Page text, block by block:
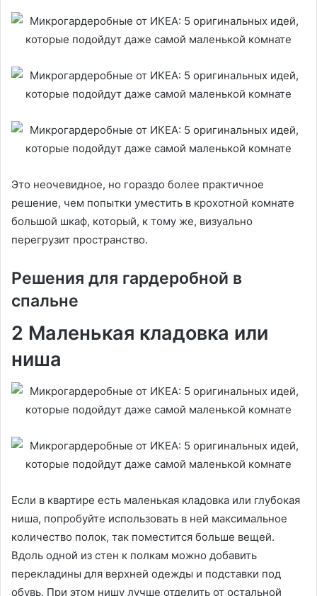
Это неочевидное, но гораздо более практичное
решение, чем попытки уместить в крохотной комнате
большой шкаф, который, к тому же, визуально
перегрузит пространство.
Решения для гардеробной в
спальне
2 Маленькая кладовка или
ниша
Если в квартире есть маленькая кладовка или глубокая
ниша, попробуйте использовать в ней максимальное
количество полок, так поместится больше вещей.
Вдоль одной из стен к полкам можно добавить
перекладины для верхней одежды и подставки под
обувь. При этом нишу лучше отделить от остальной